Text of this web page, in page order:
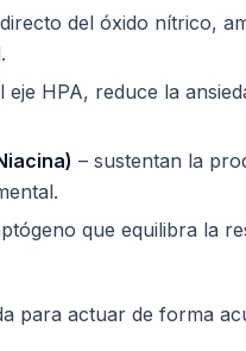
del óxido nítrico,
eje HPA, reduce la
– sustentan la
que equilibra la
para actuar de forma